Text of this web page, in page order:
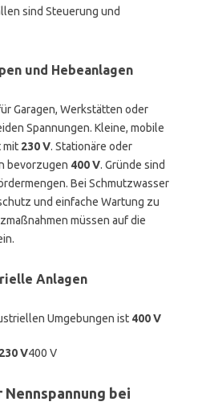
sind Steuerung und
und Hebeanlagen
Garagen, Werkstätten oder
Spannungen. Kleine, mobile
mit 230 V. Stationäre oder
bevorzugen 400 V. Gründe sind
Bei Schmutzwasser
und einfache Wartung zu
müssen auf die
Anlagen
Umgebungen ist 400 V
230 V400 V
bei